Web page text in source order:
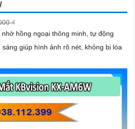
₫
hồng ngoại thông minh, tự động
giúp hình ảnh rõ nét, không bị lóa